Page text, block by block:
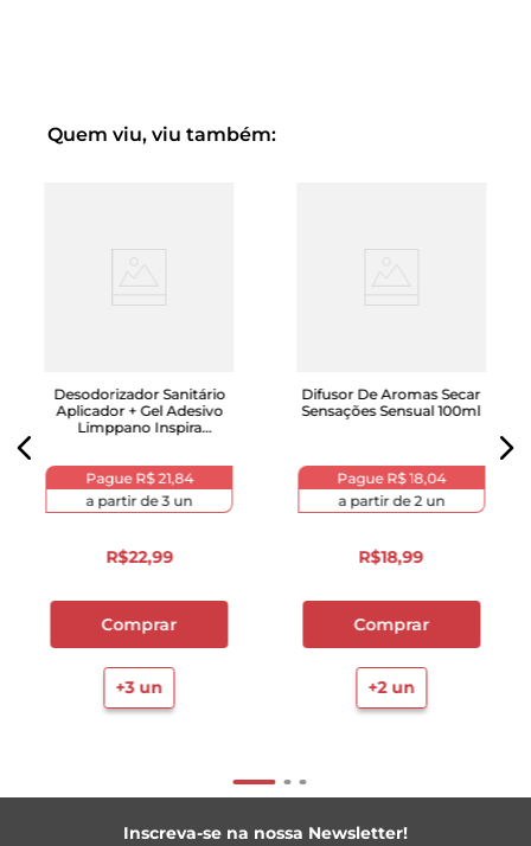
Quem viu, viu também:
Desodorizador Sanitário
Aplicador + Gel Adesivo
Limppano Inspira
Pague R$ 21,84
a partir de3un
R$22,99
Comprar
+3un
Difusor De Aromas Secar
Sensações Sensual 100ml
Pague R$ 18,04
a partir de2un
R$18,99
Comprar
+2un
Inscreva-se na nossa Newsletter!